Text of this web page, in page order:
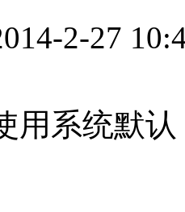
2-27
用系统默认